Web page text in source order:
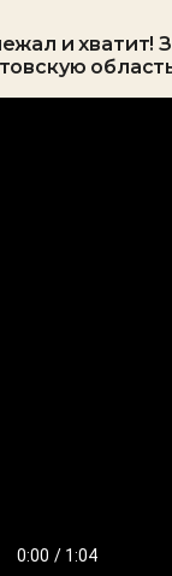
и хватит!